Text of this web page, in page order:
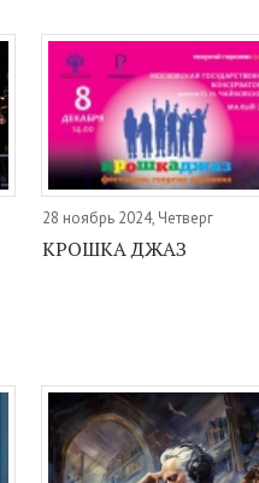
28 ноябрь 2024, Четверг
КРОШКА ДЖАЗ